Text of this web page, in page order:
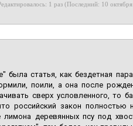
1 раз (Последний: 10
статья, как бездетная
поили, а она после
сверх условленного, то
российский закон полностью
деревянных псу под